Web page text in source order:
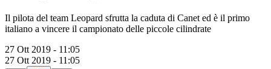
Il pilota del team Leopard sfrutta la caduta di Canet ed è il primo
italiano a vincere il campionato delle piccole cilindrate
27 Ott 2019 - 11:05
27 Ott 2019 - 11:05